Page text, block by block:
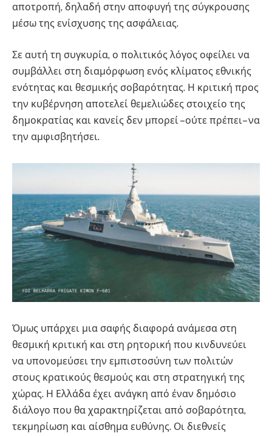
αποτροπή, δηλαδή στην αποφυγή της σύγκρουσης
μέσω της ενίσχυσης της ασφάλειας.
Σε αυτή τη συγκυρία, ο πολιτικός λόγος οφείλει να
συμβάλλει στη διαμόρφωση ενός κλίματος εθνικής
ενότητας και θεσμικής σοβαρότητας. Η κριτική προς
την κυβέρνηση αποτελεί θεμελιώδες στοιχείο της
δημοκρατίας και κανείς δεν μπορεί –ούτε πρέπει– να
την αμφισβητήσει.
Όμως υπάρχει μια σαφής διαφορά ανάμεσα στη
θεσμική κριτική και στη ρητορική που κινδυνεύει
να υπονομεύσει την εμπιστοσύνη των πολιτών
στους κρατικούς θεσμούς και στη στρατηγική της
χώρας. Η Ελλάδα έχει ανάγκη από έναν δημόσιο
διάλογο που θα χαρακτηρίζεται από σοβαρότητα,
τεκμηρίωση και αίσθημα ευθύνης. Οι διεθνείς